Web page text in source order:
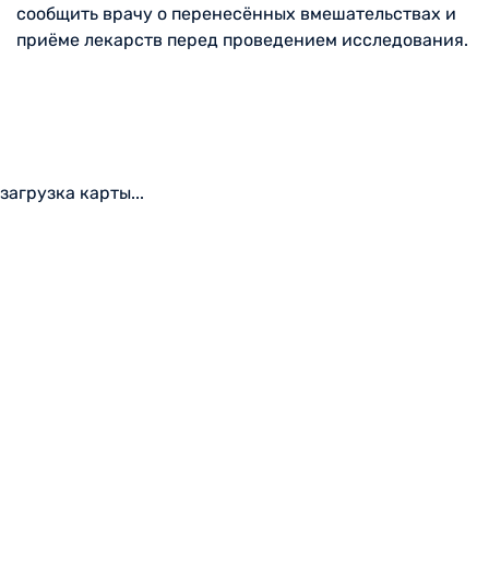
сообщить врачу о перенесённых вмешательствах и
приёме лекарств перед проведением исследования.
загрузка карты...